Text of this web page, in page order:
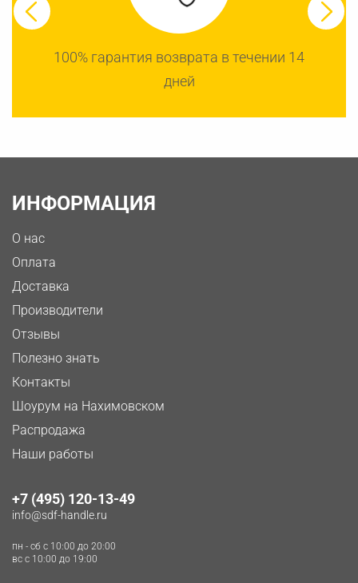
100% гарантия возврата в течении 14
дней
ИНФОРМАЦИЯ
О нас
Оплата
Доставка
Производители
Отзывы
Полезно знать
Контакты
Шоурум на Нахимовском
Распродажа
Наши работы
+7 (495) 120-13-49
info@sdf-handle.ru
пн - сб c 10:00 до 20:00
вс c 10:00 до 19:00